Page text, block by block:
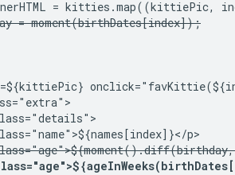
= kitties.map((kittiePic,
= moment(birthDates[index]);
p>